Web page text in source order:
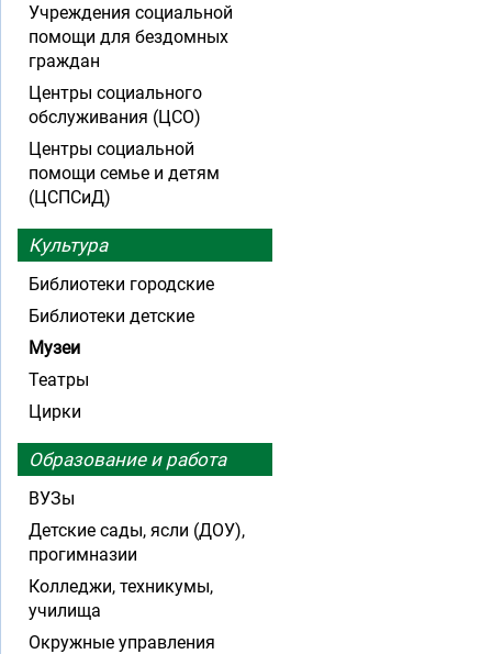
Учреждения социальной
помощи для бездомных
граждан
Центры социального
обслуживания (ЦСО)
Центры социальной
помощи семье и детям
(ЦСПСиД)
Культура
Библиотеки городские
Библиотеки детские
Музеи
Театры
Цирки
Образование и работа
ВУЗы
Детские сады, ясли (ДОУ),
прогимназии
Колледжи, техникумы,
училища
Окружные управления